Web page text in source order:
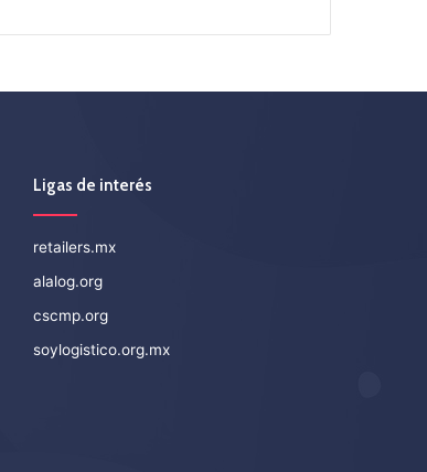
Ligas de interés
retailers.mx
alalog.org
cscmp.org
soylogistico.org.mx